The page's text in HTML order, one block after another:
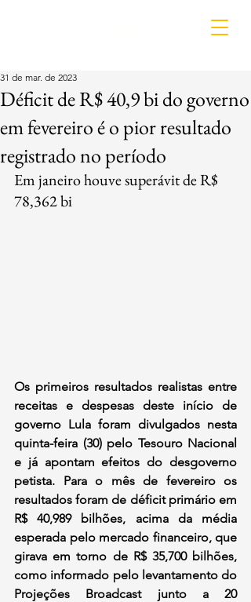
Déficit de R$ 40,9 bi do governo
em fevereiro é o pior resultado
registrado no período
31 de mar. de 2023
Em janeiro houve superávit de R$
78,362 bi
Os primeiros resultados realistas entre
receitas e despesas deste início de
governo Lula foram divulgados nesta
quinta-feira (30) pelo Tesouro Nacional
e já apontam efeitos do desgoverno
petista. Para o mês de fevereiro os
resultados foram de déficit primário em
R$ 40,989 bilhões, acima da média
esperada pelo mercado financeiro, que
girava em torno de R$ 35,700 bilhões,
como informado pelo levantamento do
Projeções Broadcast junto a 20